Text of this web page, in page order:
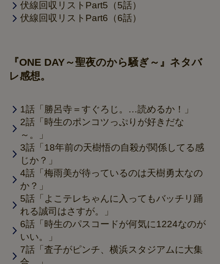
伏線回収リストPart5（5話）
伏線回収リストPart6（6話）
『ONE DAY～聖夜のから騒ぎ～』ネタバ
レ感想。
1話「勝呂寺＝すぐろじ。…読めるか！」
2話「時生のポンコツっぷりが好きだな
～。」
3話「18年前の天樹悟の自殺が関係してる感
じか？」
4話「梅雨美が待っているのは天樹勇太なの
か？」
5話「よこテレちゃんに入ってもバッチリ踊
れる誠司はさすが。」
6話「時生のパスコードが何気に1224なのが
いい。」
7話「査子がピンチ、横浜スタジアムに大集